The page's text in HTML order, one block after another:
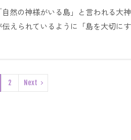
自然の神様がいる島」と言われる大
伝えられているように「島を大切に
2 Next